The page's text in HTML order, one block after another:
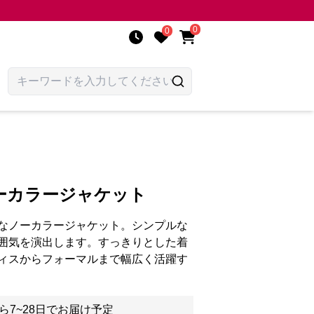
0 0
ラージャケット
ノーカラージャケット。シンプルな
気を演出します。すっきりとした着
スからフォーマルまで幅広く活躍す
7~28日でお届け予定